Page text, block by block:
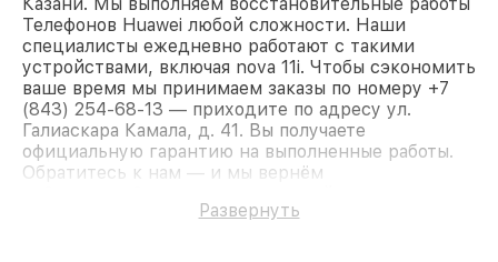
Казани. Мы выполняем восстановительные работы
Телефонов Huawei любой сложности. Наши
специалисты ежедневно работают с такими
устройствами, включая nova 11i. Чтобы сэкономить
ваше время мы принимаем заказы по номеру +7
(843) 254-68-13 — приходите по адресу ул.
Галиаскара Камала, д. 41. Вы получаете
официальную гарантию на выполненные работы.
Обратитесь к нам — и мы вернём
Развернуть